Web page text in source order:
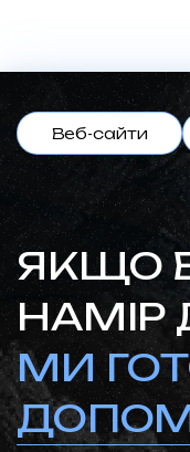
Веб-сайти
ЯКЩО
НАМІР
МИ